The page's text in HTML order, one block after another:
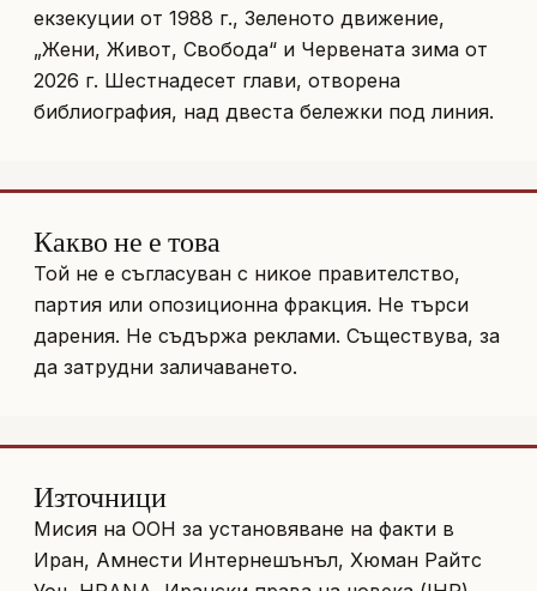
екзекуции от 1988 г., Зеленото движение,
„Жени, Живот, Свобода“ и Червената зима от
2026 г. Шестнадесет глави, отворена
библиография, над двеста бележки под линия.
Какво не е това
Той не е съгласуван с никое правителство,
партия или опозиционна фракция. Не търси
дарения. Не съдържа реклами. Съществува, за
да затрудни заличаването.
Източници
Мисия на ООН за установяване на факти в
Иран, Амнести Интернешънъл, Хюман Райтс